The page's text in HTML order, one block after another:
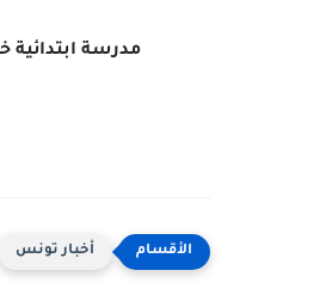
مدرسة ابتدائية
أخبار تونس